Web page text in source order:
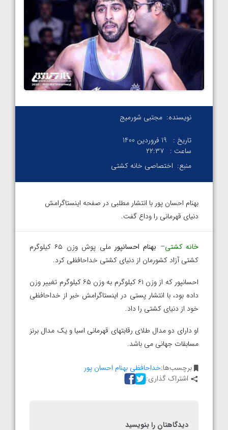
نویسنده: مجتبی شورمیج
تاریخ :
19 فروردین 1400
ساعت : ۲۲:۳۷
منبع: اختصاصی خانه کشتی
بهنام احسان پور با انتشار مطلبی در صفحه اینستاگرامش
دنیای قهرمانی را وداع گفت.
خانه کشتی– بهنام احسانپور
ملی پوش وزن ۶۵ کیلوگرم
کشتی آزاد کشورمان از دنیای کشتی خداحافظی کرد.
احسانپور که از وزن ۶۱ کیلوگرم به وزن ۶۵ کیلوگرم تغییر وزن
داده بود، با انتشار پستی در اینستاگرامش خبر از خداحافظی
خود از دنیای کشتی را داد.
او دارای دو مدال طلای رقابتهای قهرمانی اسیا و یک مدال برنز
مسابقات جهانی می باشد.
برچسب‌ها:خداحافظی بهنام احسان پور
اشتراک گذاری:
دیدگاهتان را بنویسید